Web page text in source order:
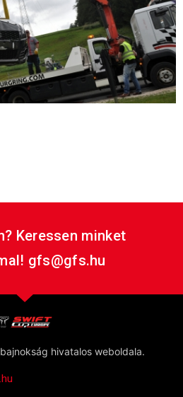
Keressen minket
gfs@gfs.hu
hivatalos weboldala.